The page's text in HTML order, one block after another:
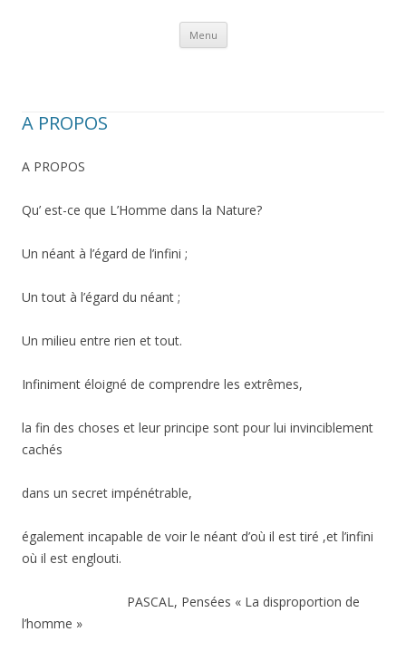
Menu Aller au contenu
A PROPOS
A PROPOS
Qu’ est-ce que L’Homme dans la Nature?
Un néant à l’égard de l’infini ;
Un tout à l’égard du néant ;
Un milieu entre rien et tout.
Infiniment éloigné de comprendre les extrêmes,
la fin des choses et leur principe sont pour lui invinciblement
cachés
dans un secret impénétrable,
également incapable de voir le néant d’où il est tiré ,et l’infini
où il est englouti.
PASCAL, Pensées « La disproportion de
l’homme »